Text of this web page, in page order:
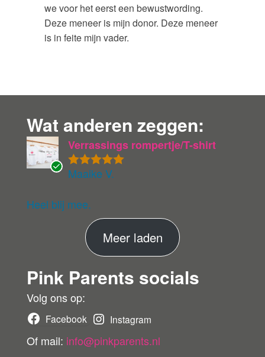
we voor het eerst een bewustwording.
Deze meneer is mijn donor. Deze meneer
is in feite mijn vader.
Wat anderen zeggen:
eri
r
Gewaardeer
Verrassings rompertje/T-shirt
Maaike V.
Heel blij mee.
Meer ladenM
e
e
Pink Parents socials
Volg ons op:
Facebook Instagram
Of mail: info@pinkparents.nl